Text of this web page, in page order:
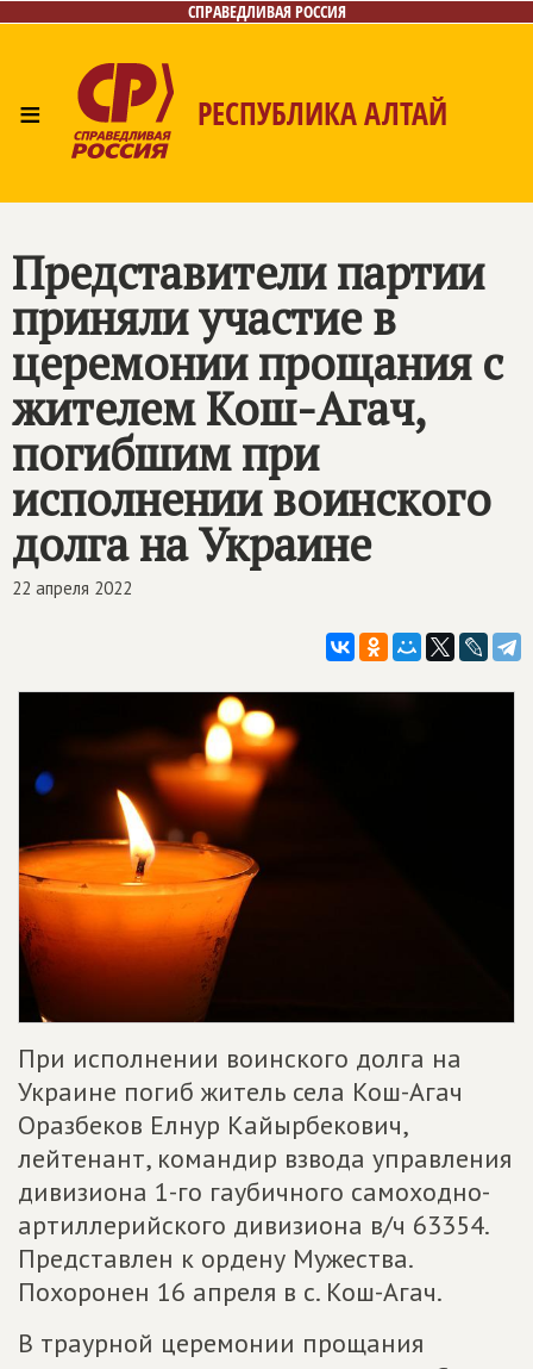
СПРАВЕДЛИВАЯ РОССИЯ
≡ РЕСПУБЛИКА АЛТАЙ
Представители партии
приняли участие в
церемонии прощания с
жителем Кош-Агач,
погибшим при
исполнении воинского
долга на Украине
22 апреля 2022
При исполнении воинского долга на
Украине погиб житель села Кош-Агач
Оразбеков Елнур Кайырбекович,
лейтенант, командир взвода управления
дивизиона 1-го гаубичного самоходно-
артиллерийского дивизиона в/ч 63354.
Представлен к ордену Мужества.
Похоронен 16 апреля в с. Кош-Агач.
В траурной церемонии прощания